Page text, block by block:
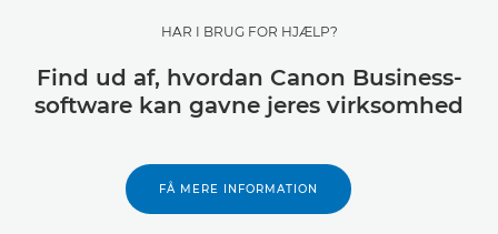
HAR I BRUG FOR HJÆLP?
Find ud af, hvordan Canon Business-
software kan gavne jeres virksomhed
FÅ MERE INFORMATION